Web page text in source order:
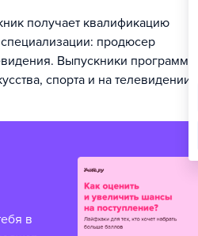
получает квалификацию
продюсер
Выпускники программы
спорта и на телевидении.
в